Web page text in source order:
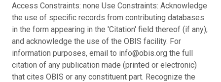
Access Constraints: none Use Constraints: Acknowledge
the use of specific records from contributing databases
in the form appearing in the 'Citation' field thereof (if any);
and acknowledge the use of the OBIS facility. For
information purposes, email to info@obis.org the full
citation of any publication made (printed or electronic)
that cites OBIS or any constituent part. Recognize the